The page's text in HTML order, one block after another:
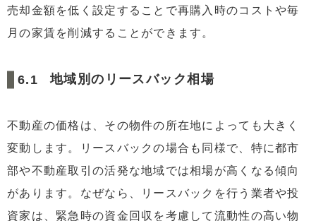
売却金額を低く設定することで再購入時のコストや毎
月の家賃を削減することができます。
地域別のリースバック相場
不動産の価格は、その物件の所在地によっても大きく
変動します。リースバックの場合も同様で、特に都市
部や不動産取引の活発な地域では相場が高くなる傾向
があります。なぜなら、リースバックを行う業者や投
資家は、緊急時の資金回収を考慮して流動性の高い物